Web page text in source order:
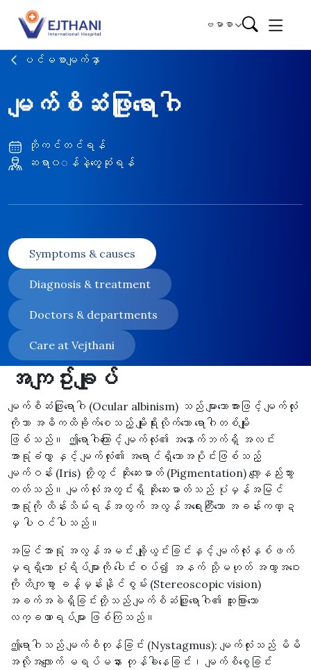
Skip to content
ဗမာစာ
ပင်မစာမျက်နှာ
မျက်စိဆံဖြူရောဂါ
ဘိုကင်တင်ရန်
ဆရာ၀◌န်နဲ့တွေ့ဆုံရန်
Symptoms & causes
Diagnosis & treatment
Doctors & departments
Care at Vejthani
အကျဥ်းချုပ်
မျက်စိဆံဖြူရောဂါ (Ocular albinism) သည် များသောအားဖြင့် မျက်လုံး
ကိုသာ အဓိကထိခိုက်စေသည့် မျိုးရိုးလိုက်သော ရောဂါတစ်မျိုး
ဖြစ်သည်။ ဤရောဂါကြောင့် မျက်လုံး၏ အနောက်ဘက်ရှိ အလင်း
အာရုံခံလွှာ နှင့် မျက်လုံး၏ အရောင်ရှိသောအပိုင်းဖြစ်သည့်
မျက်ဝန်း (Iris) တို့တွင် ဆိုးဆေးဓာတ် (Pigmentation) လျော့နည်းသွား
တတ်သည်။ မျက်လုံးအတွင်းရှိ ဆိုးဆေးဓာတ်သည် ပုံမှန်အမြင်
အာရုံကို ထိန်းသိမ်းရန်အတွက် အလွန်အရေးကြီးသော အခန်းကဏ္ဍ
မှ ပါဝင်ပါသည်။
အမြင်အာရုံ အလွန်အမင်း ချို့ယွင်းခြင်းနှင့် မျက်လုံးနှစ်ဖက်
မှရရှိသော ပုံရိပ်များကို ပေါင်းစပ်၍ အနက် သို့မဟုတ် အကွာအဝေး
ကို တိကျစွာ ခန့်မှန်းနိုင်စွမ်း (Stereoscopic vision)
အခက်အခဲရှိခြင်းတို့သည် မျက်စိဆံဖြူရောဂါ၏ ထူးခြားသော
လက္ခဏာရပ်များ ဖြစ်ကြသည်။
ဤရောဂါသည် မျက်စိတုန်ခြင်း (Nystagmus): မျက်လုံးသည် မိမိ
အလိုအလျောက် မရပ်မနား တုန်ခါနေခြင်း၊ မျက်စိစွေခြင်း